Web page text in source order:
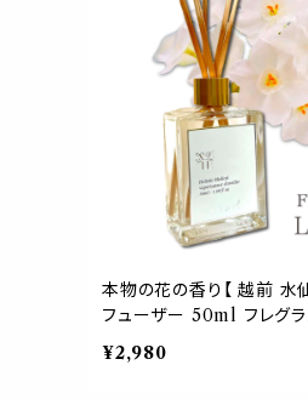
本物の花の香り【 越前 水
フューザー 50ml フレグラ
レソット.> 香水 枕 国産
ベッド 睡眠 おやすみ ルー
¥2,980